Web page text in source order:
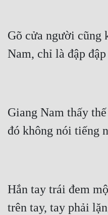
Gõ cửa người cũng
Nam, chỉ là đập
Giang Nam thấy
đó không nói tiếng
Hắn tay trái đem
trên tay, tay phải